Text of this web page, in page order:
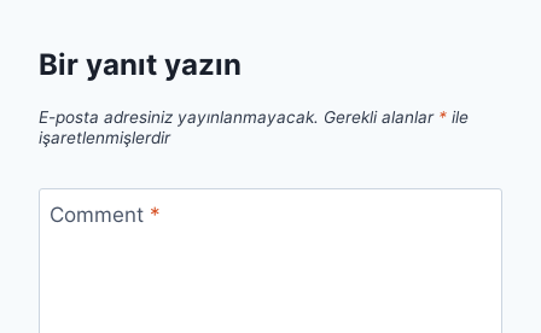
Bir yanıt yazın
E-posta adresiniz yayınlanmayacak. Gerekli alanlar * ile
işaretlenmişlerdir
Comment *